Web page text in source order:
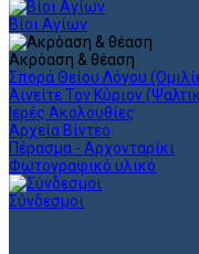
Βίοι Αγίων
Ακρόαση & θέαση
Σπορά Θείου Λόγου
Αινείτε Τον Κύριον
Ιερές Ακολουθίες
Αρχεία Βίντεο
Πέρασμα - Αρχονταρίκι
Φωτογραφικό υλικό
Σύνδεσμοι